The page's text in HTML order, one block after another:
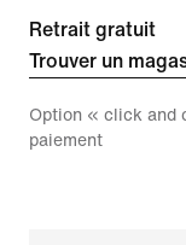
Retrait gratuit
Trouver un
Option « click and
paiement